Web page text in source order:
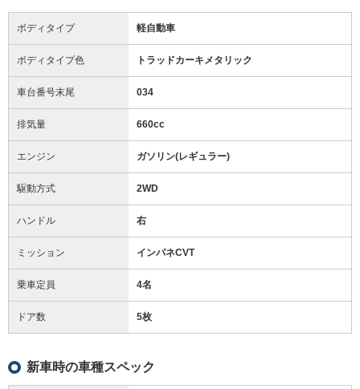
ボディタイプ 軽自動車
ボディタイプ色 トラッドカーキメタリック
車台番号末尾 034
排気量 660cc
エンジン ガソリン(レギュラー)
駆動方式 2WD
ハンドル 右
ミッション インパネCVT
乗車定員 4名
ドア数 5枚
新車時の車種スペック